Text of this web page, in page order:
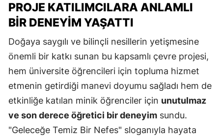
PROJE KATILIMCILARA ANLAMLI
BIR DENEYIM YAŞATTI
Doğaya saygılı ve bilinçli nesillerin yetişmesine
önemli bir katkı sunan bu kapsamlı çevre projesi,
hem üniversite öğrencileri için topluma hizmet
etmenin getirdiği manevi doyumu sağladı hem de
etkinliğe katılan minik öğrenciler için unutulmaz
ve son derece öğretici bir deneyim sundu.
"Geleceğe Temiz Bir Nefes" sloganıyla hayata